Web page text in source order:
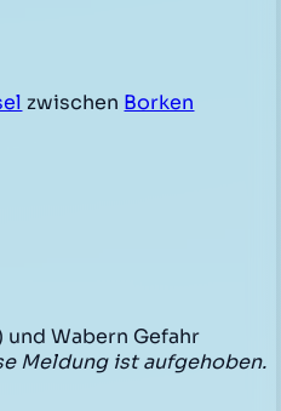
zwischen Borken
und Wabern Gefahr
Meldung ist aufgehoben.